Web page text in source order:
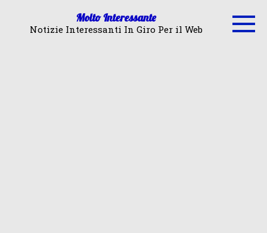
Molto Interessante
Notizie Interessanti In Giro Per il Web